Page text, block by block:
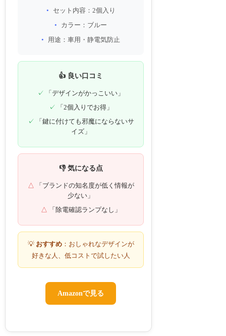
セット内容：2個入り
カラー：ブルー
用途：車用・静電気防止
👍 良い口コミ
「デザインがかっこいい」
「2個入りでお得」
「鍵に付けても邪魔にならないサ
イズ」
👎 気になる点
「ブランドの知名度が低く情報が
少ない」
「除電確認ランプなし」
💡 おすすめ：おしゃれなデザインが
好きな人、低コストで試したい人
Amazonで見る